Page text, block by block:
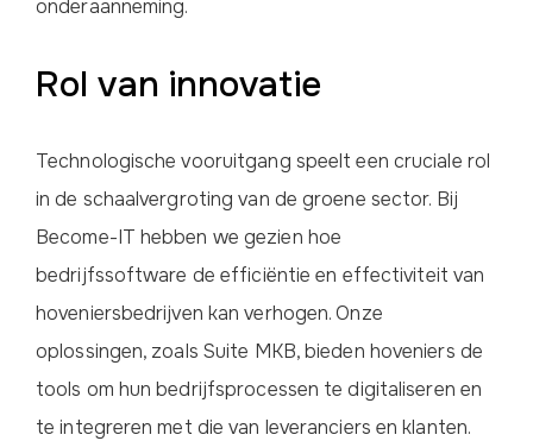
onderaanneming.
Rol van innovatie
Technologische vooruitgang speelt een cruciale rol
in de schaalvergroting van de groene sector. Bij
Become-IT hebben we gezien hoe
bedrijfssoftware de efficiëntie en effectiviteit van
hoveniersbedrijven kan verhogen. Onze
oplossingen, zoals Suite MKB, bieden hoveniers de
tools om hun bedrijfsprocessen te digitaliseren en
te integreren met die van leveranciers en klanten.